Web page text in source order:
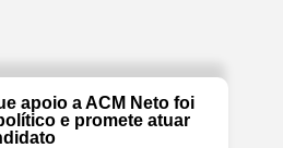
apoio a ACM Neto foi
e promete atuar